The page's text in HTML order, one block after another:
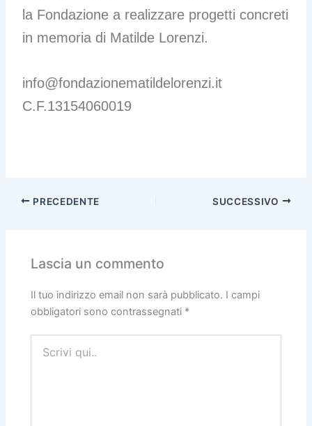
la Fondazione a realizzare progetti concreti
in memoria di Matilde Lorenzi.
info@fondazionematildelorenzi.it
C.F.13154060019
PRECEDENTE SUCCESSIVO
Lascia un commento
Il tuo indirizzo email non sarà pubblicato. I campi
obbligatori sono contrassegnati *
qui..